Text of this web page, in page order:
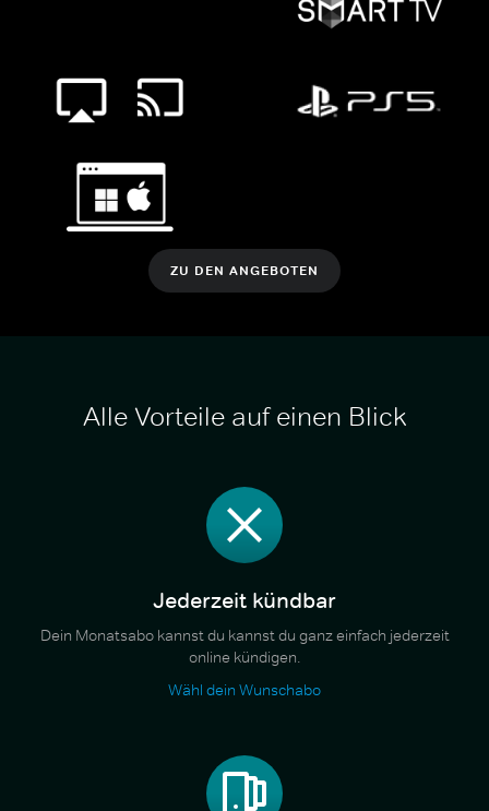
ZU DEN ANGEBOTEN
Alle Vorteile auf einen Blick
Jederzeit kündbar
Dein Monatsabo kannst du kannst du ganz einfach jederzeit
online kündigen.
Wähl dein Wunschabo